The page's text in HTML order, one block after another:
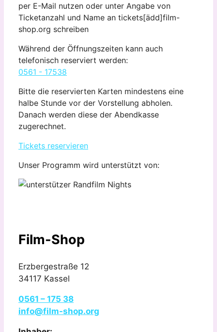
per E-Mail nutzen oder unter Angabe von
Ticketanzahl und Name an tickets[ädd]film-
shop.org schreiben
Während der Öffnungszeiten kann auch
telefonisch reserviert werden:
0561 - 17538
Bitte die reservierten Karten mindestens eine
halbe Stunde vor der Vorstellung abholen.
Danach werden diese der Abendkasse
zugerechnet.
Tickets reservieren
Unser Programm wird unterstützt von:
Film-Shop
Erzbergestraße 12
34117 Kassel
0561 – 175 38
info@film-shop.org